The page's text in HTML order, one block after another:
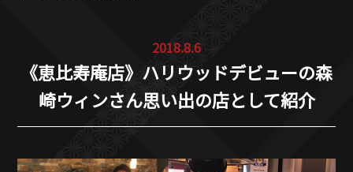
2018.8.6
《恵比寿庵店》ハリウッドデビューの森
崎ウィンさん思い出の店として紹介